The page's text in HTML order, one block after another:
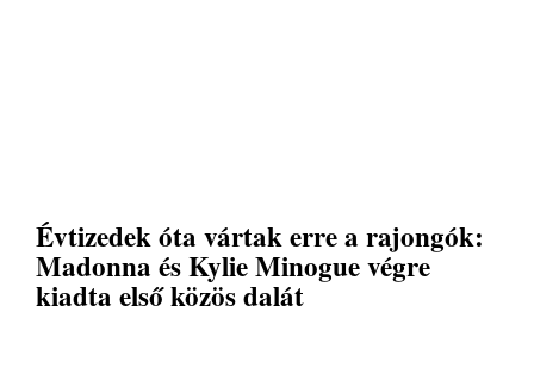
Évtizedek óta vártak erre a rajongók:
Madonna és Kylie Minogue végre
kiadta első közös dalát